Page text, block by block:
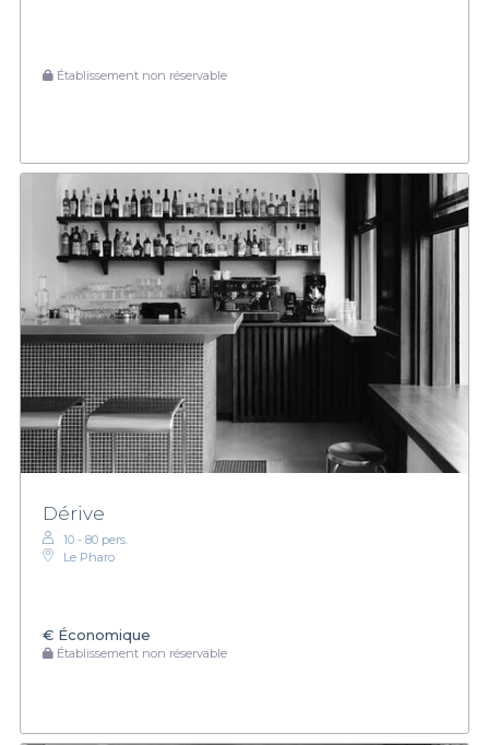
Établissement non réservable
Dérive
10 - 80 pers.
Le Pharo
€ Économique
Établissement non réservable